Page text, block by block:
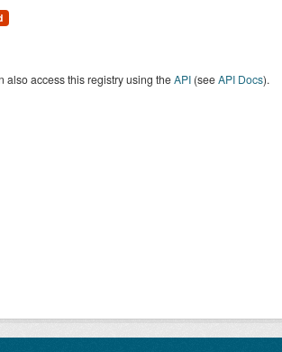
also access this registry using theAPI(seeAPI Docs).